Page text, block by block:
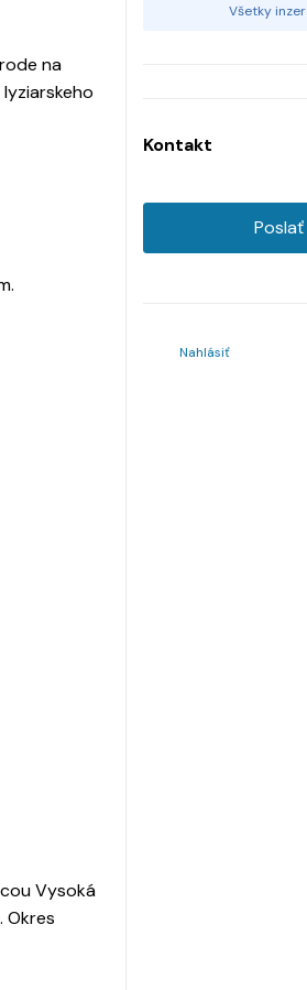
na
Vysoká
Okres
Všetky
Kontakt
Nahlásiť